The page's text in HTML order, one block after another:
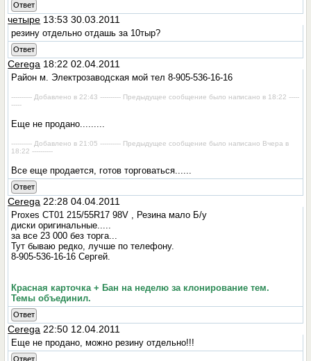
Ответ
четыре 13:53 30.03.2011
резину отдельно отдашь за 10тыр?
Ответ
Cerega 18:22 02.04.2011
Район м. Электрозаводская мой тел 8-905-536-16-16
---------- Добавлено в 22:43 ---------- Предыдущее сообщение было написано в 18:22 -----
-----
Еще не продано.........
---------- Добавлено в 21:05 ---------- Предыдущее сообщение было написано Вчера в
18:22 ----------
Все еще продается, готов торговаться......
Ответ
Cerega 22:28 04.04.2011
Proxes CT01 215/55R17 98V , Резина мало Б/у
диски оригинальные.....
за все 23 000 без торга...
Тут бываю редко, лучше по телефону.
8-905-536-16-16 Сергей.
Красная карточка + Бан на неделю за клонирование тем.
Темы объединил.
Ответ
Cerega 22:50 12.04.2011
Еще не продано, можно резину отдельно!!!